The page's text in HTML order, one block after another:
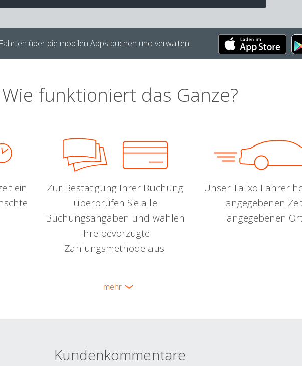
Fahrten über die mobilen Apps buchen und verwalten.
Wie funktioniert das Ganze?
ein
Zur Bestätigung Ihrer Buchung
überprüfen Sie alle
Buchungsangaben und wählen
Ihre bevorzugte
Zahlungsmethode aus.
Unser Talixo Fahrer
angegebenen
angegebenen
mehr
Kundenkommentare